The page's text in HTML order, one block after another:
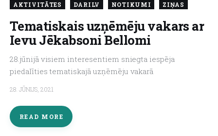
AKTIVITĀTES DARILV NOTIKUMI ZIŅAS
Tematiskais uzņēmēju vakars ar
Ievu Jēkabsoni Bellomi
28.jūnijā visiem interesentiem sniegta iespēja
piedalīties tematiskajā uzņēmēju vakarā
28. JŪNIJS, 2021
READ MORE